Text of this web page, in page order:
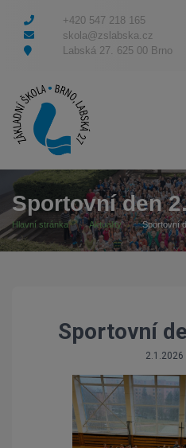
+420 547 218 165
skola@zslabska.cz
Labská 27. 625 00 Brno
Sportovní den
Hlavní stránka Aktuality Sportovní
Sportovní
2.1.2026